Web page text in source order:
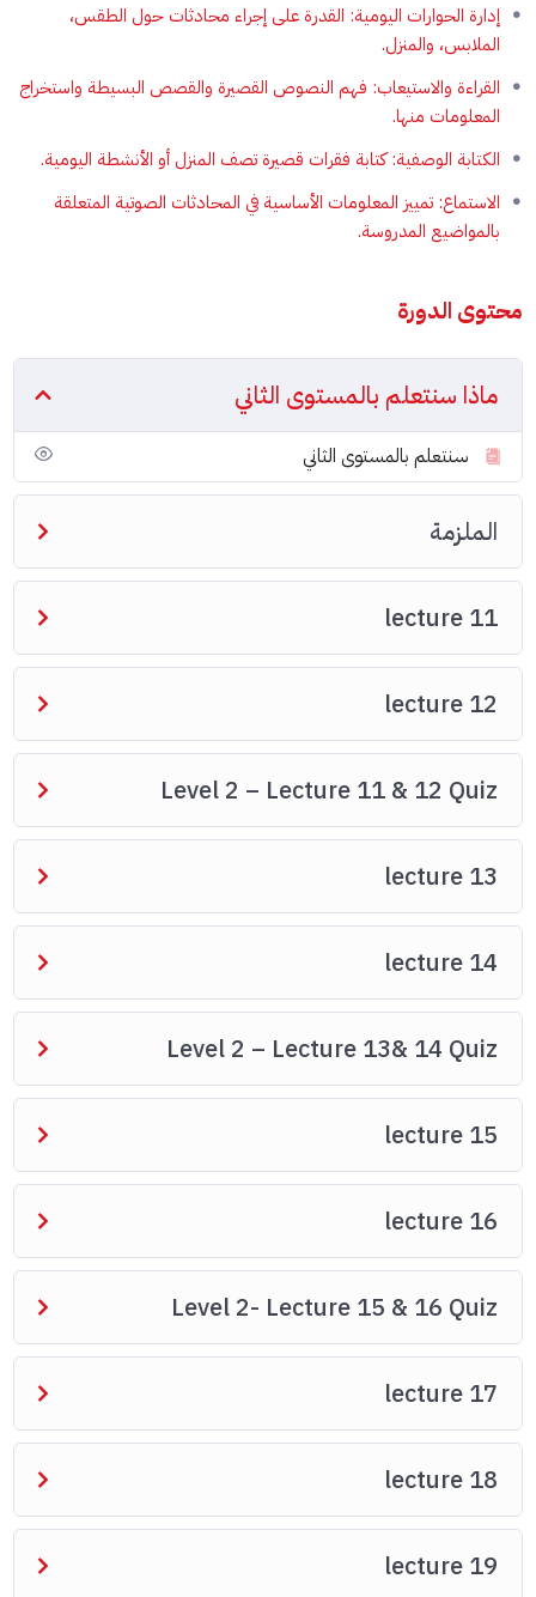
إدارة الحوارات اليومية: القدرة على إجراء محادثات حول الطقس،
الملابس، والمنزل.
القراءة والاستيعاب: فهم النصوص القصيرة والقصص البسيطة واستخراج
المعلومات منها.
الكتابة الوصفية: كتابة فقرات قصيرة تصف المنزل أو الأنشطة اليومية.
الاستماع: تمييز المعلومات الأساسية في المحادثات الصوتية المتعلقة
بالمواضيع المدروسة.
محتوى الدورة
ماذا سنتعلم بالمستوى الثاني
سنتعلم بالمستوى الثاني
الملزمة
lecture 11
lecture 12
Level 2 – Lecture 11 & 12 Quiz
lecture 13
lecture 14
Level 2 – Lecture 13& 14 Quiz
lecture 15
lecture 16
Level 2- Lecture 15 & 16 Quiz
lecture 17
lecture 18
lecture 19